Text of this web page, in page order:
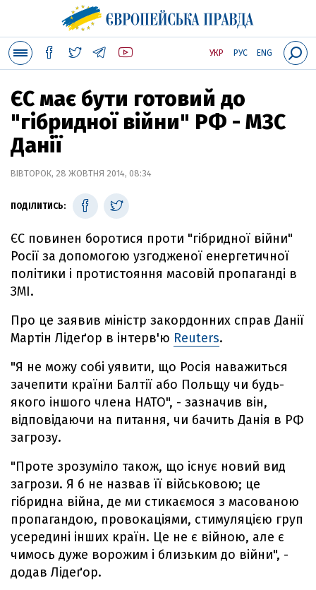
УКР РУС ENG
ЄС має бути готовий до
"гібридної війни" РФ - МЗС
Данії
ВІВТОРОК, 28 ЖОВТНЯ 2014, 08:34
ПОДІЛИТИСЬ:
ЄС повинен боротися проти "гібридної війни"
Росії за допомогою узгодженої енергетичної
політики і протистояння масовій пропаганді в
ЗМІ.
Про це заявив міністр закордонних справ Данії
Мартін Лідеґор в інтерв'ю Reuters.
"Я не можу собі уявити, що Росія наважиться
зачепити країни Балтії або Польщу чи будь-
якого іншого члена НАТО", - зазначив він,
відповідаючи на питання, чи бачить Данія в РФ
загрозу.
"Проте зрозуміло також, що існує новий вид
загрози. Я б не назвав її військовою; це
гібридна війна, де ми стикаємося з масованою
пропагандою, провокаціями, стимуляцією груп
усередині інших країн. Це не є війною, але є
чимось дуже ворожим і близьким до війни", -
додав Лідеґор.